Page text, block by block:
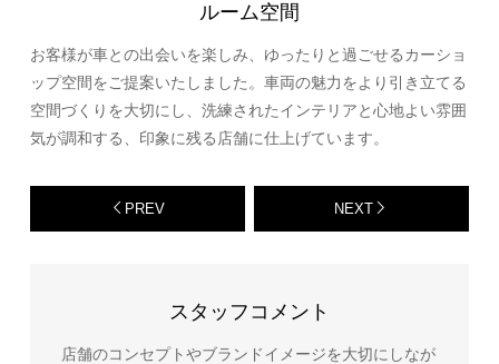
ルーム空間
お客様が車との出会いを楽しみ、ゆったりと過ごせるカーショ
ップ空間をご提案いたしました。車両の魅力をより引き立てる
空間づくりを大切にし、洗練されたインテリアと心地よい雰囲
気が調和する、印象に残る店舗に仕上げています。
PREV NEXT
スタッフコメント
店舗のコンセプトやブランドイメージを大切にしなが